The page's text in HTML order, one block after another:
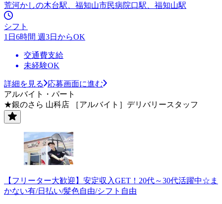
荒河かしの木台駅、福知山市民病院口駅、福知山駅
シフト
1日6時間 週3日からOK
交通費支給
未経験OK
詳細を見る
応募画面に進む
アルバイト・パート
★銀のさら 山科店 ［アルバイト］デリバリースタッフ
【フリーター大歓迎】安定収入GET！20代～30代活躍中☆ま
かない有/日払い/髪色自由/シフト自由